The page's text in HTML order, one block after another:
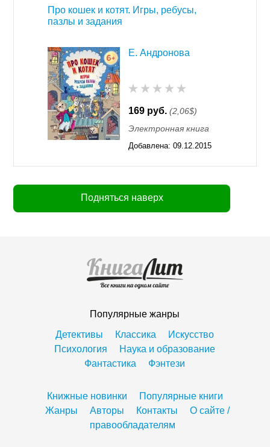
Про кошек и котят. Игры, ребусы,
пазлы и задания
Е. Андронова
169 руб. (2,06$)
Электронная книга
Добавлена: 09.12.2015
Подняться наверх
Популярные жанры
Детективы
Классика
Искусство
Психология
Наука и образование
Фантастика
Фэнтези
Книжные новинки
Популярные книги
Жанры
Авторы Контакты
О сайте /
правообладателям